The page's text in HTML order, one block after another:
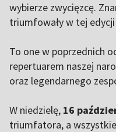
wybierze zwycięzcę.
triumfowały w tej
To one w poprzednich
repertuarem naszej
oraz legendarnego
W niedzielę, 16
triumfatora, a